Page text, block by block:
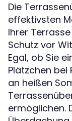
Die
effektivsten
Ihrer
Schutz vor
Egal, ob Sie
Plätzchen bei
an heißen
ermöglichen.